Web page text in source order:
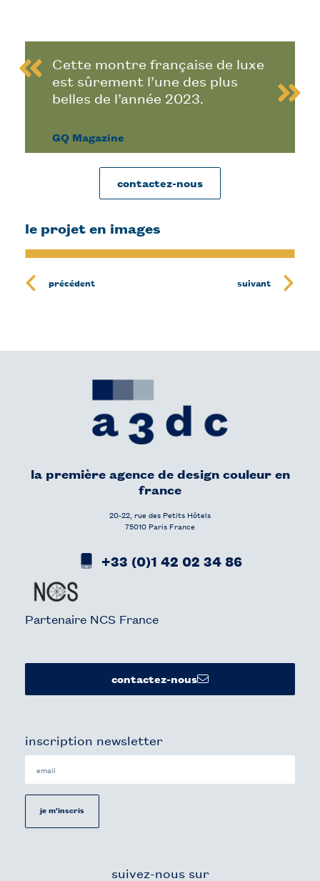
Cette montre française de luxe
est sûrement l’une des plus
belles de l’année 2023.
GQ Magazine
contactez-nous
le projet en images
précédent suivant
la première agence de design couleur en
france
20-22, rue des Petits Hôtels
75010 Paris France
+33 (0)1 42 02 34 86
Partenaire NCS France
contactez-nous
inscription newsletter
je m'inscris
suivez-nous sur